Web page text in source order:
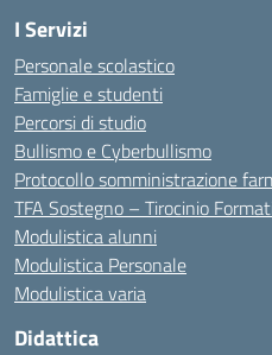
I Servizi
Personale scolastico
Famiglie e studenti
Percorsi di studio
Bullismo e Cyberbullismo
Protocollo somministrazione
TFA Sostegno – Tirocinio
Modulistica alunni
Modulistica Personale
Modulistica varia
Didattica